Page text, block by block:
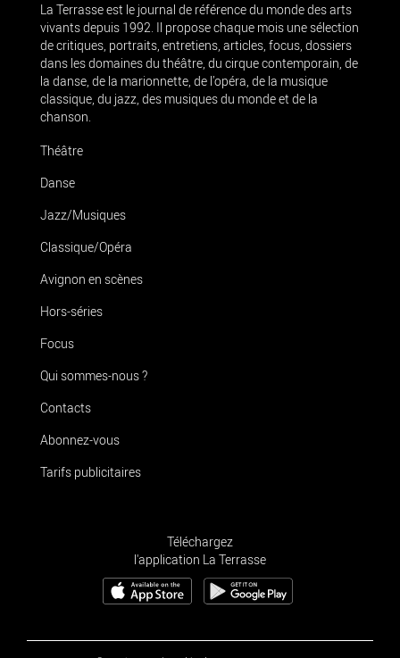
La Terrasse est le journal de référence du monde des arts
vivants depuis 1992. Il propose chaque mois une sélection
de critiques, portraits, entretiens, articles, focus, dossiers
dans les domaines du théâtre, du cirque contemporain, de
la danse, de la marionnette, de l’opéra, de la musique
classique, du jazz, des musiques du monde et de la
chanson.
Théâtre
Danse
Jazz/Musiques
Classique/Opéra
Avignon en scènes
Hors-séries
Focus
Qui sommes-nous ?
Contacts
Abonnez-vous
Tarifs publicitaires
Téléchargez
l'application La Terrasse